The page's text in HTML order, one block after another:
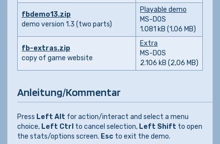
fbdemo13.zip
demo version 1.3 (two parts)
Playable demo
MS-DOS
1.081 kB (1,06 MB)
fb-extras.zip
copy of game website
Extra
MS-DOS
2.106 kB (2,06 MB)
Anleitung/Kommentar
Press Left Alt for action/interact and select a menu
choice, Left Ctrl to cancel selection, Left Shift to open
the stats/options screen. Esc to exit the demo.